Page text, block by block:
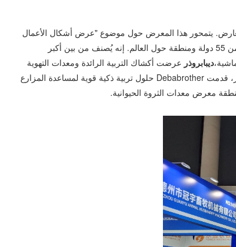
يتمحور هذا المعرض حول موضوع "عرض أشكال الأعمال
الجديدة ومشاركة الإنجازات الجديدة وتعزيز الزخم الجديد وقيادة التنمية الجديدة"، ويغطي مساحة عرض تزيد عن 190 ألف متر مربع ويجمع أكثر من 1500 شركة من 55 دولة ومنطقة حول العالم. إنه يُصنف من بين أكبر
ديبابروذر عرضت أكشاك التربية الرائدة ومعدات التهوية
الذكية في المعرض. من خلال التركيز على نقطتي صعوبة أساسيتين في صناعة تربية الخنازير - تحسين كفاءة تربية الخنازير والتحكم البيئي الذكي في بيوت الخنازير، قدمت Debabrother حلول تربية ذكية قوية لمساعدة المزارع
معرض معدات الثروة الحيوانية.